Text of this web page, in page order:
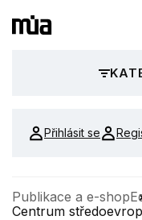
Přihlásit se
Publikace a e-shop
Centrum